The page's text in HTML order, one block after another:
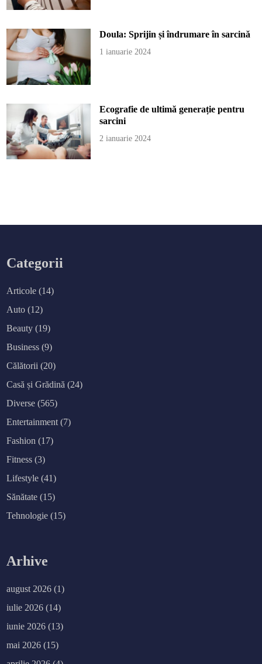
Doula: Sprijin și îndrumare în sarcină
1 ianuarie 2024
Ecografie de ultimă generație pentru
sarcini
2 ianuarie 2024
Categorii
Articole (14)
Auto (12)
Beauty (19)
Business (9)
Călătorii (20)
Casă și Grădină (24)
Diverse (565)
Entertainment (7)
Fashion (17)
Fitness (3)
Lifestyle (41)
Sănătate (15)
Tehnologie (15)
Arhive
august 2026 (1)
iulie 2026 (14)
iunie 2026 (13)
mai 2026 (15)